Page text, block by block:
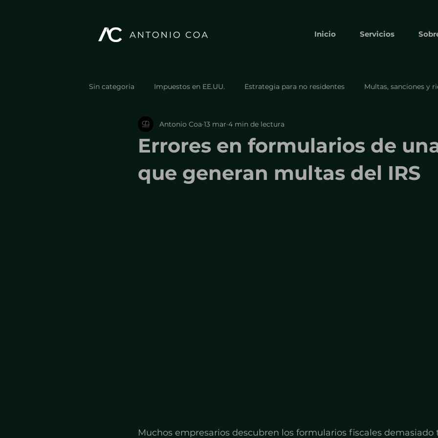
Inicio Servicios
Sin categoria Impuestos en EE.UU. Estrategia para no residentes Multas, sanciones y
Estructura y optimización fiscal Cumplimiento y formularios obligato
Estrategia para no residentes.
Errores en formularios de
que generan multas del IRS
Antonio Coa 13 mar 4 min de lectura
Muchos empresarios descubren los formularios fiscales demasiado